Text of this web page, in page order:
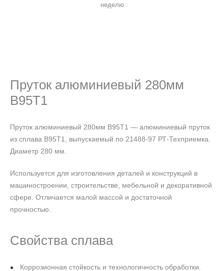
неделю
Пруток алюминиевый 280мм
В95Т1
Пруток алюминиевый 280мм В95Т1 — алюминиевый пруток
из сплава В95Т1, выпускаемый по 21488-97 РТ-Техприемка.
Диаметр 280 мм.
Используется для изготовления деталей и конструкций в
машиностроении, строительстве, мебельной и декоративной
сфере. Отличается малой массой и достаточной
прочностью.
Свойства сплава
Коррозионная стойкость и технологичность обработки.